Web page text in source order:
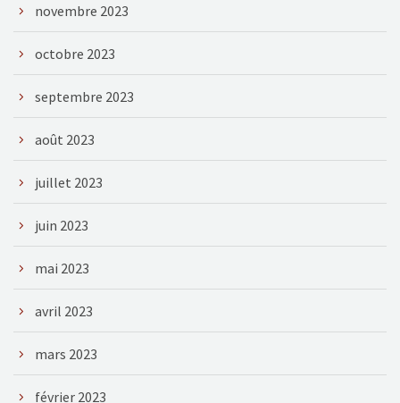
novembre 2023
octobre 2023
septembre 2023
août 2023
juillet 2023
juin 2023
mai 2023
avril 2023
mars 2023
février 2023